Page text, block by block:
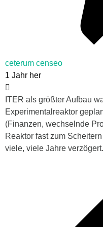
ceterum censeo
1 Jahr her
ITER als größter Aufbau
Experimentalreaktor
(Finanzen, wechselnde
Reaktor fast zum
viele, viele Jahre verzögert.